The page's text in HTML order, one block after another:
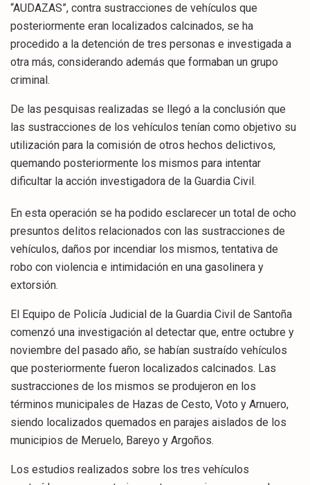
“AUDAZAS”, contra sustracciones de vehículos que
posteriormente eran localizados calcinados, se ha
procedido a la detención de tres personas e investigada a
otra más, considerando además que formaban un grupo
criminal.
De las pesquisas realizadas se llegó a la conclusión que
las sustracciones de los vehículos tenían como objetivo su
utilización para la comisión de otros hechos delictivos,
quemando posteriormente los mismos para intentar
dificultar la acción investigadora de la Guardia Civil.
En esta operación se ha podido esclarecer un total de ocho
presuntos delitos relacionados con las sustracciones de
vehículos, daños por incendiar los mismos, tentativa de
robo con violencia e intimidación en una gasolinera y
extorsión.
El Equipo de Policía Judicial de la Guardia Civil de Santoña
comenzó una investigación al detectar que, entre octubre y
noviembre del pasado año, se habían sustraído vehículos
que posteriormente fueron localizados calcinados. Las
sustracciones de los mismos se produjeron en los
términos municipales de Hazas de Cesto, Voto y Arnuero,
siendo localizados quemados en parajes aislados de los
municipios de Meruelo, Bareyo y Argoños.
Los estudios realizados sobre los tres vehículos